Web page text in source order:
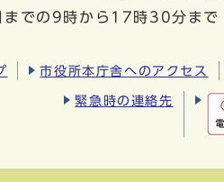
までの9時から17時30分まで
市役所本庁舎へのアクセス
緊急時の連絡先